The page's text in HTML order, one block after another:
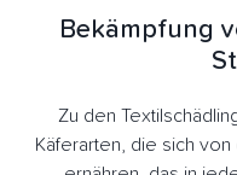
Bekämpfung
Zu den
Käferarten, die sich von